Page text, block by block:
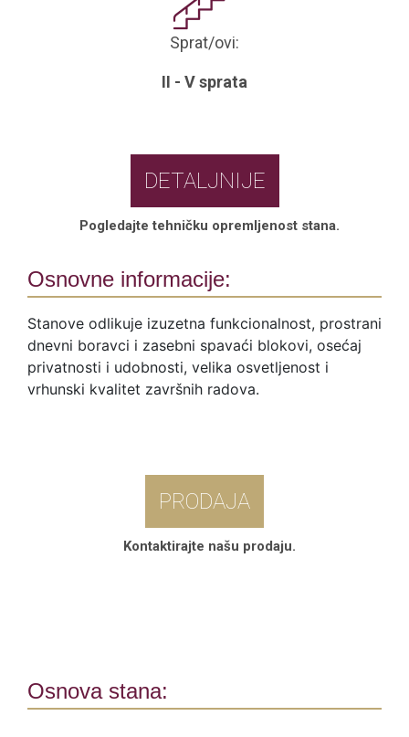
Sprat/ovi:
II - V sprata
DETALJNIJE
Pogledajte tehničku opremljenost stana.
Osnovne informacije:
Stanove odlikuje izuzetna funkcionalnost, prostrani
dnevni boravci i zasebni spavaći blokovi, osećaj
privatnosti i udobnosti, velika osvetljenost i
vrhunski kvalitet završnih radova.
PRODAJA
Kontaktirajte našu prodaju.
Osnova stana: